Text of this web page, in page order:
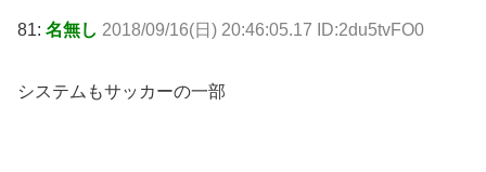
81: 名無し 2018/09/16(日) 20:46:05.17 ID:2du5tvFO0
システムもサッカーの一部